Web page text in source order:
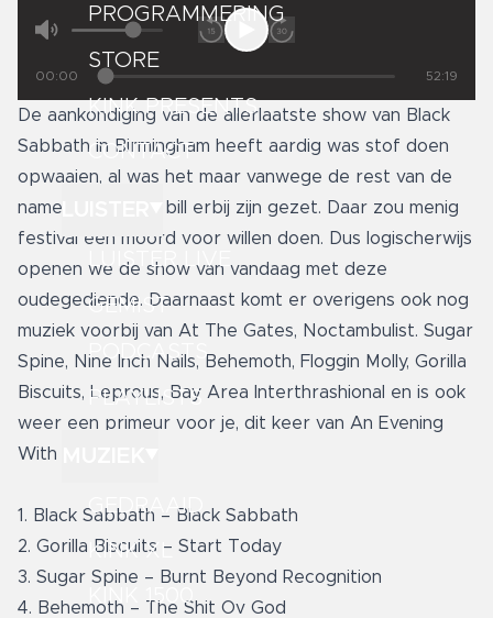
PROGRAMMERING
STORE
KINK PRESENTS
CONTACT
LUISTER LIVE
GEMIST
PODCASTS
PLAYLISTS
GEDRAAID
KINK XL
KINK 1500
00:00 52:19
De aankondiging van de allerlaatste show van Black
Sabbath in Birmingham heeft aardig was stof doen
opwaaien, al was het maar vanwege de rest van de
namen die op de bill erbij zijn gezet. Daar zou menig
festival een moord voor willen doen. Dus logischerwijs
openen we de show van vandaag met deze
oudegediende. Daarnaast komt er overigens ook nog
muziek voorbij van At The Gates, Noctambulist. Sugar
Spine, Nine Inch Nails, Behemoth, Floggin Molly, Gorilla
Biscuits, Leprous, Bay Area Interthrashional en is ook
weer een primeur voor je, dit keer van An Evening
With Knives.
1. Black Sabbath – Black Sabbath
2. Gorilla Biscuits – Start Today
3. Sugar Spine – Burnt Beyond Recognition
4. Behemoth – The Shit Ov God